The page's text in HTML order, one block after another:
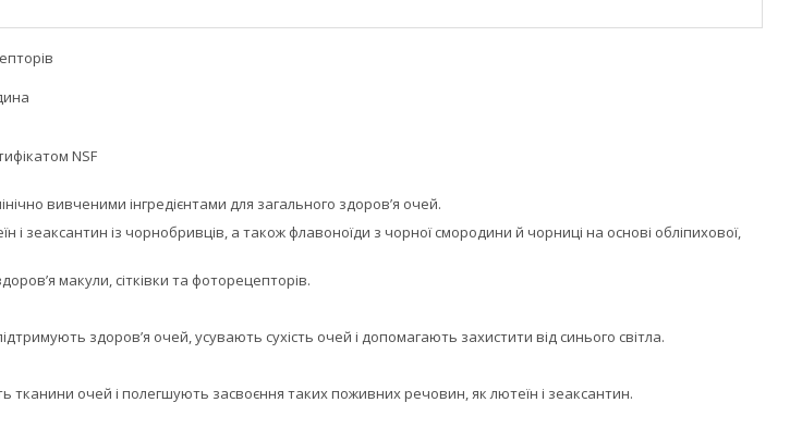
NSF
вивченими інгредієнтами для загального здоров’я очей.
і зеаксантин із чорнобривців, а також флавоноїди з чорної смородини й чорниці на основі обліпихової,
макули, сітківки та фоторецепторів.
здоров’я очей, усувають сухість очей і допомагають захистити від синього світла.
тканини очей і полегшують засвоєння таких поживних речовин, як лютеїн і зеаксантин.